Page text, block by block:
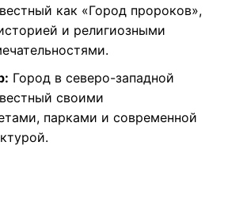
как «Город пророков»,
и религиозными
Город в северо-западной
своими
парками и современной